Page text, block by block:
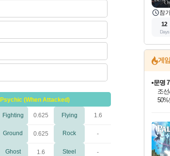
(When Attacked)
Fighting 0.625 Flying 1.6
Ground 0.625 Rock -
Ghost 1.6 Steel -
참
12
Days
게
최대
네이
조선
귀무
이
네이
할인
네이
40
네이
할
일부
혜택
편